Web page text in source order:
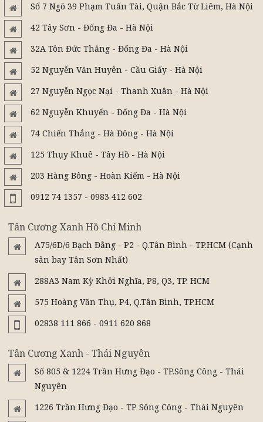
Số 7 Ngõ 39 Phạm Tuấn Tài, Quận Bắc Từ Liêm, Hà Nội
42 Tây Sơn - Đống Đa - Hà Nội
32A Tôn Đức Thắng - Đống Đa - Hà Nội
52 Nguyễn Văn Huyên - Cầu Giấy - Hà Nội
27 Nguyễn Ngọc Nại - Thanh Xuân - Hà Nội
62 Nguyễn Khuyến - Đống Đa - Hà Nội
74 Chiến Thắng - Hà Đông - Hà Nội
125 Thụy Khuê - Tây Hồ - Hà Nội
203 Hàng Bông - Hoàn Kiếm - Hà Nội
0912 74 1357 - 0983 412 602
Tân Cương Xanh Hồ Chí Minh
A75/6D/6 Bạch Đằng - P2 - Q.Tân Bình - TP.HCM (Cạnh
sân bay Tân Sơn Nhất)
288A3 Nam Kỳ Khởi Nghĩa, P8, Q3, TP. HCM
575 Hoàng Văn Thụ, P4, Q.Tân Bình, TP.HCM
02838 111 866 - 0911 620 868
Tân Cương Xanh - Thái Nguyên
Số 805 & 1224 Trần Hưng Đạo - TP.Sông Công - Thái
Nguyên
1226 Trần Hưng Đạo - TP Sông Công - Thái Nguyên